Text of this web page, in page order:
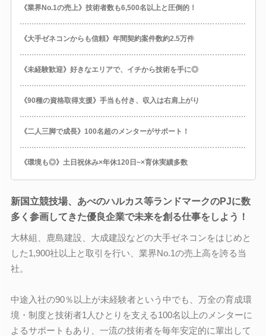
《業界No.1の売上》技術者数も6,500名以上と圧倒的！
《大手ゼネコンからも信頼》年間契約案件数約2.5万件
《未経験歓迎》好きなエリアで、イチから技術を手に◎
《90種の資格取得支援》手当も付き、収入は右肩上がり
《二人三脚で成長》100名超のメンターがサポート！
《環境も◎》土日祝休み×年休120日~×育休実績多数
新国立競技場、あべのハルカス等ランドマークのPJに数
多く参画してきた優良企業で未来を創る仕事をしよう！
大林組、鹿島建設、大成建設などの大手ゼネコンをはじめと
した1,900社以上と取引を行い、業界No.1の売上高を誇る当
社。
中途入社の90％以上が未経験者という中でも、万全の育成環
境・制度と技術者1人ひとりを支える100名以上のメンターに
よるサポートもあり、一流の技術者を毎年安定的に輩出して